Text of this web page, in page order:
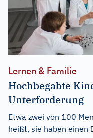
Lernen & Familie
Hochbegabte
Unterforderung
Etwa zwei von 100
heißt, sie haben einen